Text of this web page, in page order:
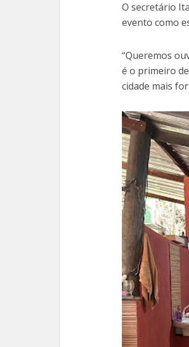
O secretário
evento como
“Queremos
é o primeiro
cidade mais